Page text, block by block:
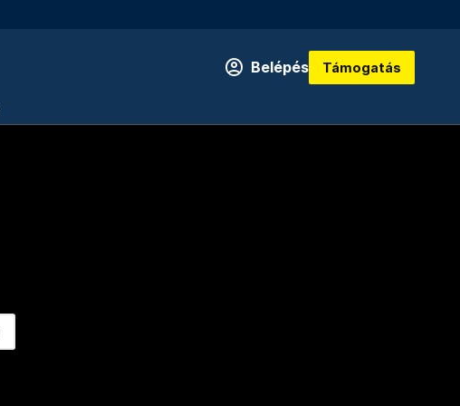
Belépés Támogatás